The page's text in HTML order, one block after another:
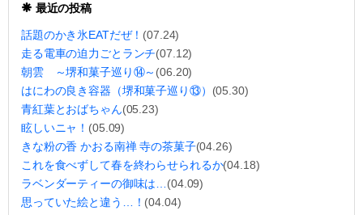
最近の投稿
話題のかき氷EATだぜ！ (07.24)
走る電車の迫力ごとランチ(07.12)
朝雲 ～堺和菓子巡り⑭～ (06.20)
はにわの良き容器（堺和菓子巡り⑬） (05.30)
青紅葉とおばちゃん(05.23)
眩しいニャ！ (05.09)
きな粉の香 かおる南禅 寺の茶菓子(04.26)
これを食べずして春を終わらせられるか(04.18)
ラベンダーティーの御味は… (04.09)
思っていた絵と違う…！ (04.04)